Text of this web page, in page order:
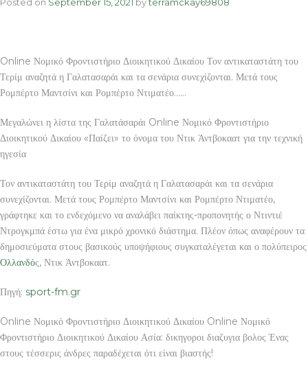
Online Νομικό Φροντιστήριο Διοικητικού Δικαίου Τον αντικαταστάτη του
Τερίμ αναζητά η Γαλατασαράι και τα σενάρια συνεχίζονται. Μετά τους
Ρομπέρτο Μαντσίνι και Ρομπέρτο Ντιματέο……
Μεγαλώνει η λίστα της Γαλατάσαράι Online Νομικό Φροντιστήριο
Διοικητικού Δικαίου «Παίζει» το όνομα του Ντικ Άντβοκαατ για την τεχνική
ηγεσία
Τον αντικαταστάτη του Τερίμ αναζητά η Γαλατασαράι και τα σενάρια
συνεχίζονται. Μετά τους Ρομπέρτο Μαντσίνι και Ρομπέρτο Ντιματέο,
γράφτηκε και το ενδεχόμενο να αναλάβει παίκτης-προπονητής ο Ντιντιέ
Ντρογκμπά έστω για ένα μικρό χρονικό διάστημα. Πλέον όπως αναφέρουν τα
δημοσιεύματα στους βασικούς υποψήφιους συγκαταλέγεται και ο πολύπειρος
Ολλανδός, Ντικ Άντβοκαατ.
Πηγή: sport-fm.gr
Online Νομικό Φροντιστήριο Διοικητικού Δικαίου Online Νομικό
Φροντιστήριο Διοικητικού Δικαίου Ασία: δικηγοροι διαζυγια βολος Ένας
στους τέσσερις άνδρες παραδέχεται ότι είναι βιαστής!